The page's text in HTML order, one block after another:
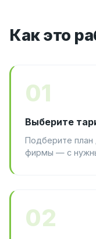
Как это
01
Выберите
Подберите план
фирмы — с
02